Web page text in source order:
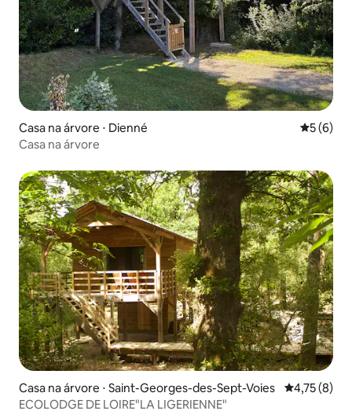
Casa na árvore ⋅ Dienné 5 de
5 (6)
Casa na árvore
Casa na árvore ⋅ Saint-Georges-des-Sept-Voies 4,75 de
4,75 (8)
ECOLODGE DE LOIRE"LA LIGERIENNE"